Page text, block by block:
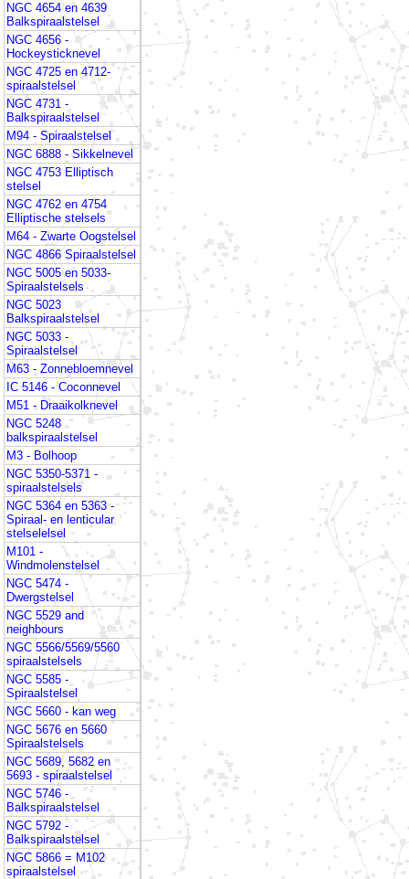
NGC 4654 en 4639
Balkspiraalstelsel
NGC 4656 -
Hockeysticknevel
NGC 4725 en 4712-
spiraalstelsel
NGC 4731 -
Balkspiraalstelsel
M94 - Spiraalstelsel
NGC 6888 - Sikkelnevel
NGC 4753 Elliptisch
stelsel
NGC 4762 en 4754
Elliptische stelsels
M64 - Zwarte Oogstelsel
NGC 4866 Spiraalstelsel
NGC 5005 en 5033-
Spiraalstelsels
NGC 5023
Balkspiraalstelsel
NGC 5033 -
Spiraalstelsel
M63 - Zonnebloemnevel
IC 5146 - Coconnevel
M51 - Draaikolknevel
NGC 5248
balkspiraalstelsel
M3 - Bolhoop
NGC 5350-5371 -
spiraalstelsels
NGC 5364 en 5363 -
Spiraal- en lenticular
stelselelsel
M101 -
Windmolenstelsel
NGC 5474 -
Dwergstelsel
NGC 5529 and
neighbours
NGC 5566/5569/5560
spiraalstelsels
NGC 5585 -
Spiraalstelsel
NGC 5660 - kan weg
NGC 5676 en 5660
Spiraalstelsels
NGC 5689, 5682 en
5693 - spiraalstelsel
NGC 5746 -
Balkspiraalstelsel
NGC 5792 -
Balkspiraalstelsel
NGC 5866 = M102
spiraalstelsel